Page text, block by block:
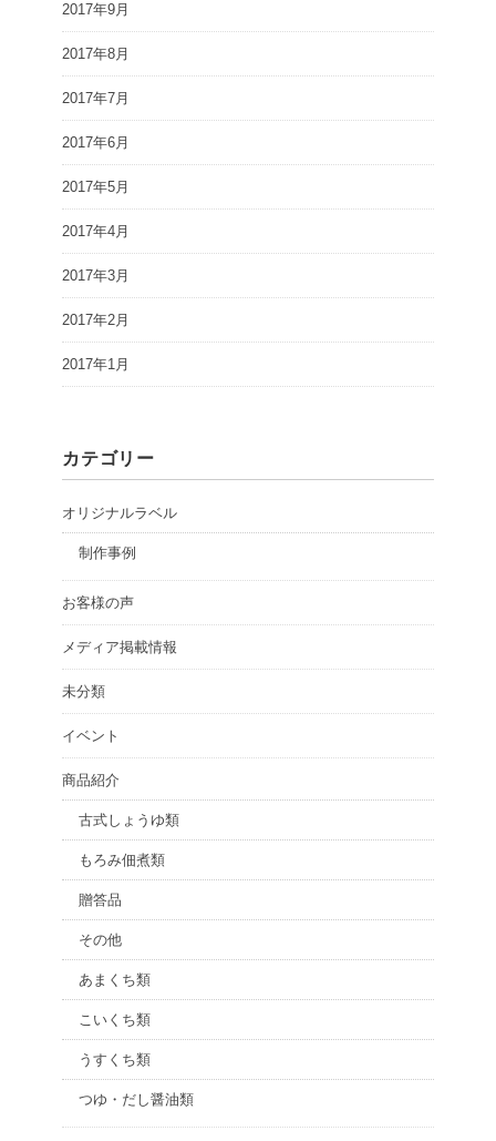
2017年9月
2017年8月
2017年7月
2017年6月
2017年5月
2017年4月
2017年3月
2017年2月
2017年1月
カテゴリー
オリジナルラベル
制作事例
お客様の声
メディア掲載情報
未分類
イベント
商品紹介
古式しょうゆ類
もろみ佃煮類
贈答品
その他
あまくち類
こいくち類
うすくち類
つゆ・だし醤油類